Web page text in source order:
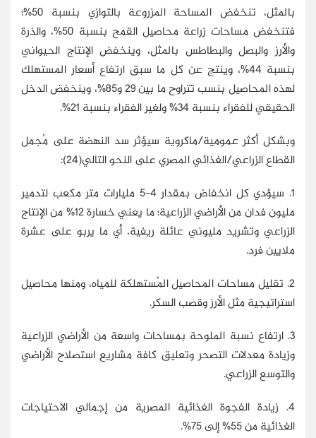
بالمثل، تنخفض المساحة المزروعة بالتوازي بنسبة 50%؛
فتنخفض مساحات زراعة محاصيل القمح بنسبة 50%، والذرة
والأرز والبصل والبطاطس بالمثل، وينخفض الإنتاج الحيواني
بنسبة 44%، وينتج عن كل ما سبق ارتفاع أسعار المستهلك
لهذه المحاصيل بنسب تتراوح ما بين 29 و85%، وينخفض الدخل
الحقيقي للفقراء بنسبة 34% ولغير الفقراء بنسبة 21%.
وبشكل أكثر عمومية/ماكروية سيؤثر سد النهضة على مُجمل
القطاع الزراعي/الغذائي المصري على النحو التالي(24):
1. سيؤدي كل انخفاض بمقدار 4-5 مليارات متر مكعب لتدمير
مليون فدان من الأراضي الزراعية؛ ما يعني خسارة 12% من الإنتاج
الزراعي وتشريد مليوني عائلة ريفية، أي ما يربو على عشرة
ملايين فرد.
2. تقليل مساحات المحاصيل المُستهلكة للمياه، ومنها محاصيل
استراتيجية مثل الأرز وقصب السكر.
3. ارتفاع نسبة الملوحة بمساحات واسعة من الأراضي الزراعية
وزيادة معدلات التصحر وتعليق كافة مشاريع استصلاح الأراضي
والتوسع الزراعي.
4. زيادة الفجوة الغذائية المصرية من إجمالي الاحتياجات
الغذائية من 55% إلى 75%.